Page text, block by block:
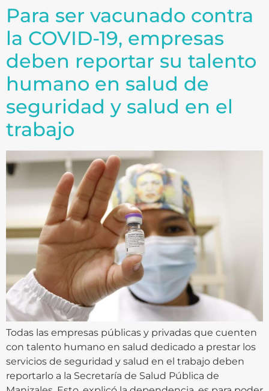
Para ser vacunado contra
la COVID-19, empresas
deben reportar su talento
humano en salud de
seguridad y salud en el
trabajo
Todas las empresas públicas y privadas que cuenten
con talento humano en salud dedicado a prestar los
servicios de seguridad y salud en el trabajo deben
reportarlo a la Secretaría de Salud Pública de